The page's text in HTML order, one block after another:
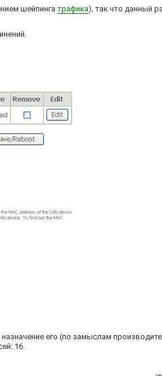
шейпинга трафика), так что данный
его (по замыслам
16.